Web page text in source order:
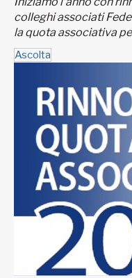
colleghi associati
la quota associativa
Ascolta